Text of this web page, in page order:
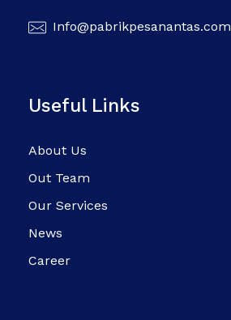
Info@pabrikpesanantas.com
Useful Links
About Us
Out Team
Our Services
News
Career